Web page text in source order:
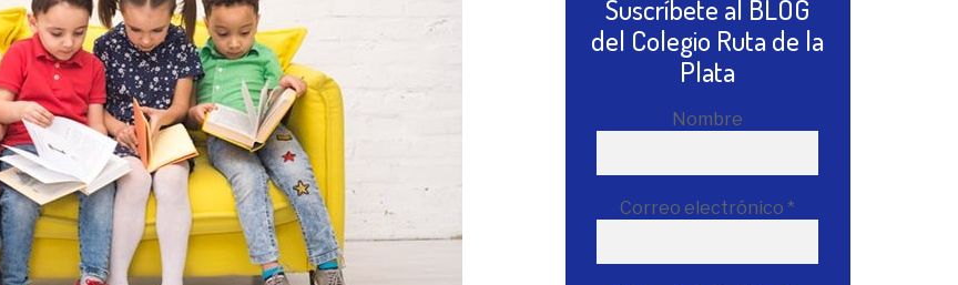
Suscríbete al BLOG
del Colegio Ruta de la
Plata
Nombre
Correo electrónico *